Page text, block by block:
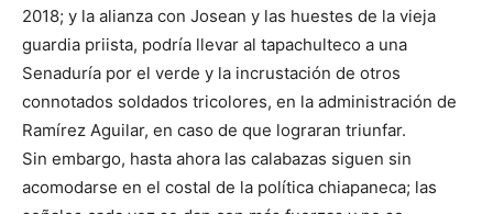
2018; y la alianza con Josean y las huestes de la vieja
guardia priista, podría llevar al tapachulteco a una
Senaduría por el verde y la incrustación de otros
connotados soldados tricolores, en la administración de
Ramírez Aguilar, en caso de que lograran triunfar.
Sin embargo, hasta ahora las calabazas siguen sin
acomodarse en el costal de la política chiapaneca; las